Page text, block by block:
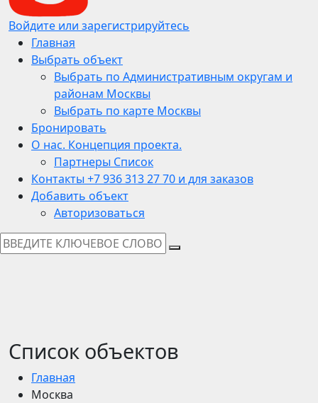
Войдите или зарегистрируйтесь
Главная
Выбрать объект
Выбрать по Административным округам и
районам Москвы
Выбрать по карте Москвы
Бронировать
О нас. Концепция проекта.
Партнеры Список
Контакты +7 936 313 27 70 и для заказов
Добавить объект
Авторизоваться
Список объектов
Главная
Москва